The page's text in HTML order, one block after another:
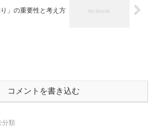
」の重要性と考え方
コメントを書き込む
分類